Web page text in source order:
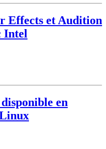
Effects et Audition
Intel
en